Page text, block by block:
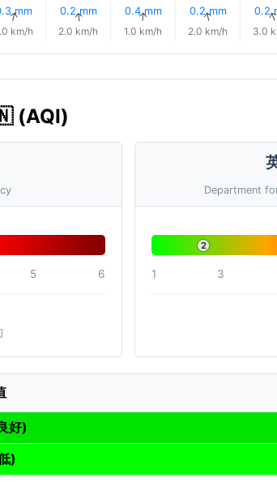
mm
↑
km/h
0.2 mm
↑
2.0 km/h
0.4 mm
↑
1.0 km/h
0.2 mm
↑
2.0 km/h
0.2
3.0
(AQI)
5 6
Department
2
1 3
好)
)